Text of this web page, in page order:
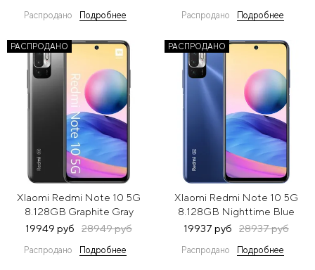
Распродано Подробнее Распродано Подробнее
РАСПРОДАНО
XIaomi Redmi Note 10 5G
8.128GB Graphite Gray
(Серый)
19949 руб 28949 руб
Распродано Подробнее
РАСПРОДАНО
XIaomi Redmi Note 10 5G
8.128GB Nighttime Blue
(Синий)
19937 руб 28937 руб
Распродано Подробнее